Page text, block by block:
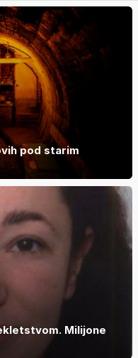
pod starim
Milijone